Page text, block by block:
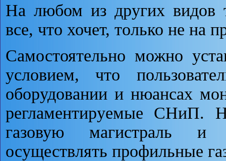
На любом из других видов
все, что хочет, только не на
Самостоятельно можно
условием, что
оборудовании и нюансах
регламентируемые СНиП.
газовую магистраль и
осуществлять профильные